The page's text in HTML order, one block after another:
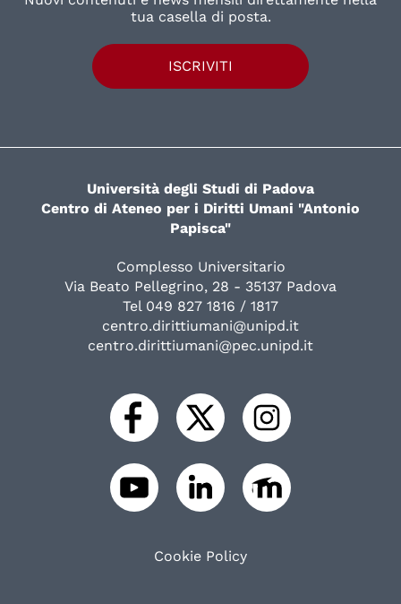
tua casella di posta.
ISCRIVITI
Università degli Studi di Padova
Centro di Ateneo per i Diritti Umani "Antonio
Papisca"
Complesso Universitario
Via Beato Pellegrino, 28 - 35137 Padova
Tel 049 827 1816 / 1817
centro.dirittiumani@unipd.it
centro.dirittiumani@pec.unipd.it
Cookie Policy